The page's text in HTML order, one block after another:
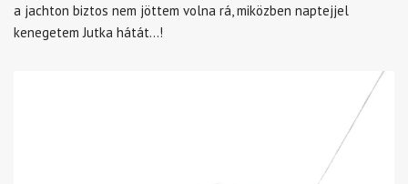
a jachton biztos nem jöttem volna rá, miközben naptejjel
kenegetem Jutka hátát…!